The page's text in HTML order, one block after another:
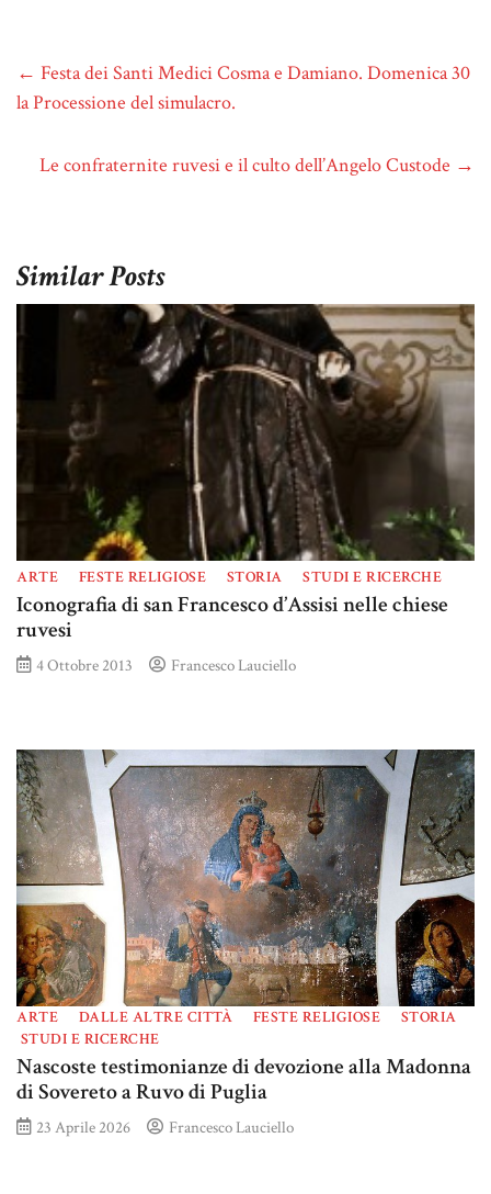
← Festa dei Santi Medici Cosma e Damiano. Domenica 30
la Processione del simulacro.
Le confraternite ruvesi e il culto dell’Angelo Custode →
Similar Posts
ARTE FESTE RELIGIOSE STORIA STUDI E RICERCHE
Iconografia di san Francesco d’Assisi nelle chiese
ruvesi
4 Ottobre 2013 Francesco Lauciello
ARTE DALLE ALTRE CITTÀ FESTE RELIGIOSE
STORIA
STUDI E RICERCHE
Nascoste testimonianze di devozione alla Madonna
di Sovereto a Ruvo di Puglia
23 Aprile 2026 Francesco Lauciello